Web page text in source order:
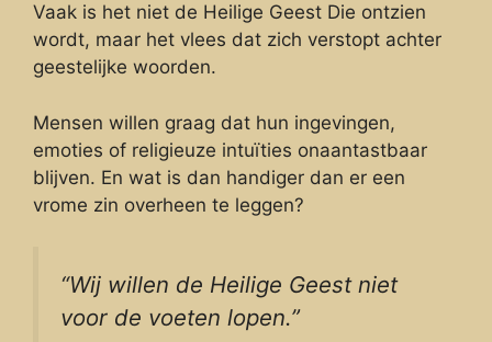
Vaak is het niet de Heilige Geest Die ontzien
wordt, maar het vlees dat zich verstopt achter
geestelijke woorden.
Mensen willen graag dat hun ingevingen,
emoties of religieuze intuïties onaantastbaar
blijven. En wat is dan handiger dan er een
vrome zin overheen te leggen?
“Wij willen de Heilige Geest niet
voor de voeten lopen.”